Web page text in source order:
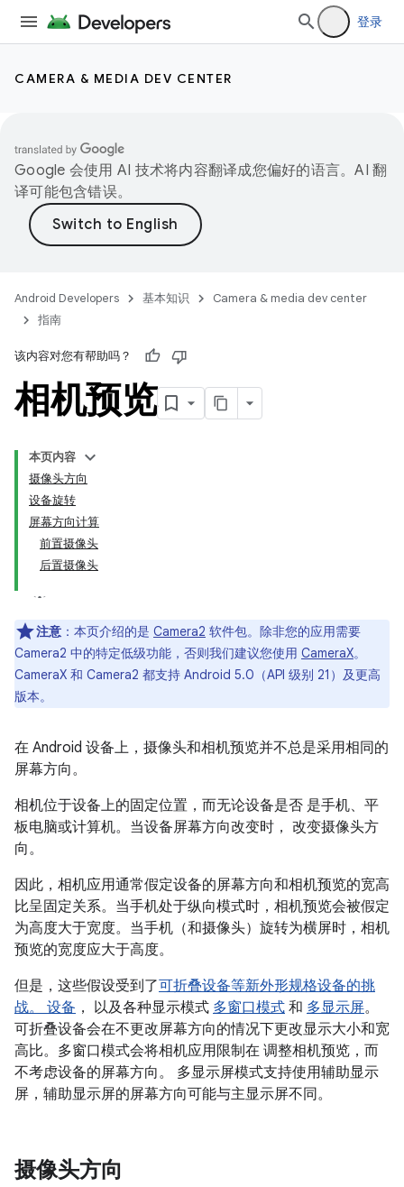
登录
CAMERA & MEDIA DEV CENTER
Google 会使用 AI 技术将内容翻译成您偏好的语言。AI 翻
译可能包含错误。
Android Developers 基本知识
Camera & media dev center
指南
该内容对您有帮助吗？
相机预览
本页内容
摄像头方向
设备旋转
屏幕方向计算
前置摄像头
后置摄像头
注意 ：本页介绍的是 Camera2 软件包。除非您的应用需要
Camera2 中的特定低级功能，否则我们建议您使用 CameraX。
CameraX 和 Camera2 都支持 Android 5.0（API 级别 21）及更高
版本。
在 Android 设备上，摄像头和相机预览并不总是采用相同的
屏幕方向。
相机位于设备上的固定位置，而无论设备是否 是手机、平
板电脑或计算机。当设备屏幕方向改变时， 改变摄像头方
向。
因此，相机应用通常假定设备的屏幕方向和相机预览的宽高
比呈固定关系。当手机处于纵向模式时，相机预览会被假定
为高度大于宽度。当手机（和摄像头）旋转为横屏时，相机
预览的宽度应大于高度。
但是，这些假设受到了可折叠设备等新外形规格设备的挑
战。 设备 ， 以及各种显示模式 多窗口模式 和 多显示屏。
可折叠设备会在不更改屏幕方向的情况下更改显示大小和宽
高比。多窗口模式会将相机应用限制在 调整相机预览，而
不考虑设备的屏幕方向。 多显示屏模式支持使用辅助显示
屏，辅助显示屏的屏幕方向可能与主显示屏不同。
摄像头方向